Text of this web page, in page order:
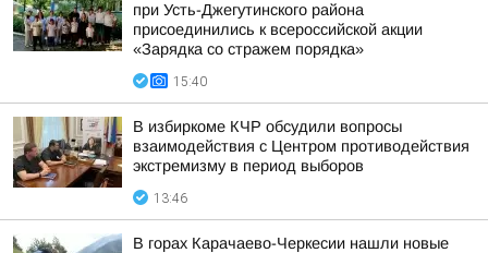
при Усть-Джегутинского района
присоединились к всероссийской акции
«Зарядка со стражем порядка»
15:40
В избиркоме КЧР обсудили вопросы
взаимодействия с Центром противодействия
экстремизму в период выборов
13:46
В горах Карачаево-Черкесии нашли новые